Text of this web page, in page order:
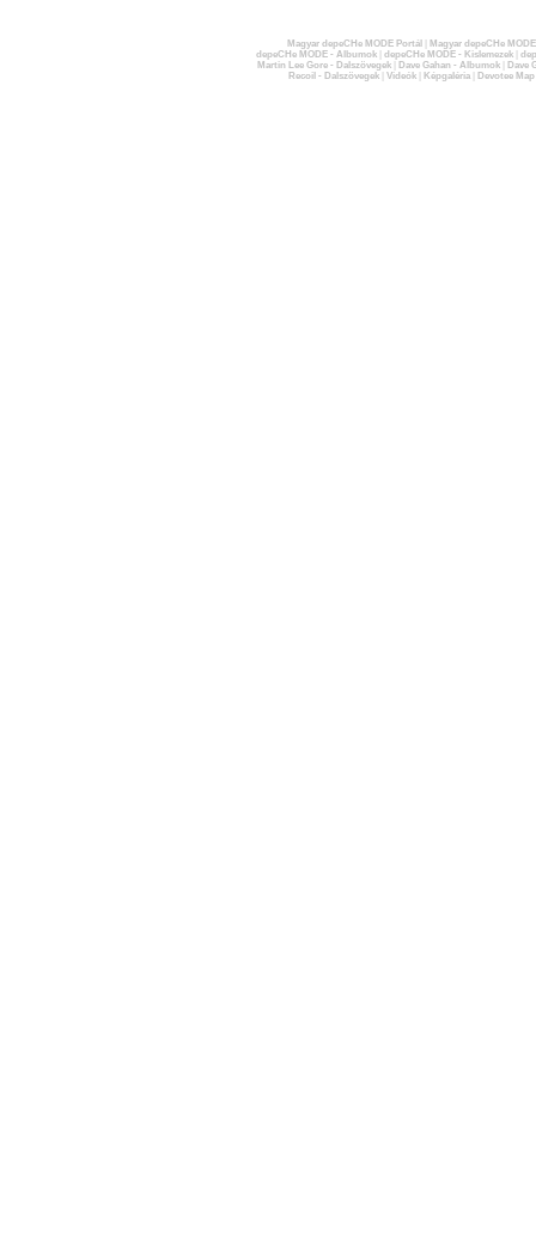
Magyar depeCHe MODE Portál
Magyar depeCHe
depeCHe MODE - Albumok| depeCHe MODE - Kislemezek|
Martin Lee Gore - Dalszövegek| Dave Gahan - Albumok|
Dave
Recoil - Dalszövegek| Videók| Képgaléria| Devotee Map